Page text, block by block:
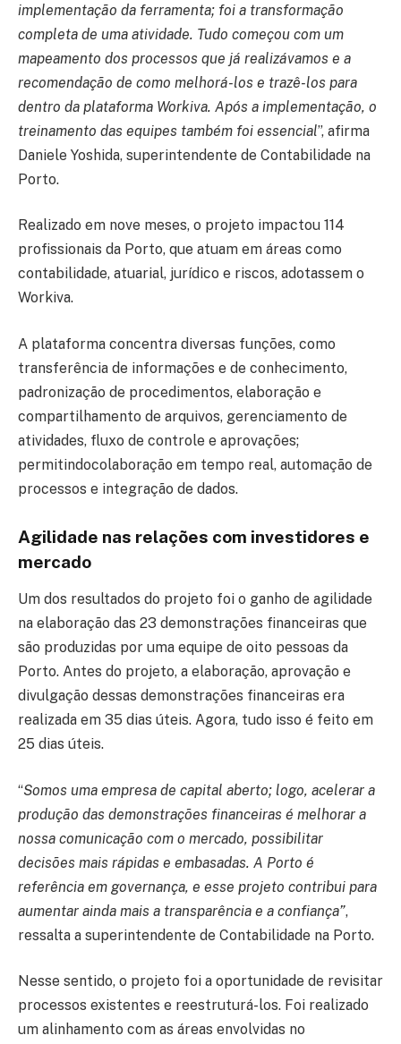
implementação da ferramenta; foi a transformação
completa de uma atividade. Tudo começou com um
mapeamento dos processos que já realizávamos e a
recomendação de como melhorá-los e trazê-los para
dentro da plataforma Workiva. Após a implementação, o
treinamento das equipes também foi essencial”, afirma
Daniele Yoshida, superintendente de Contabilidade na
Porto.
Realizado em nove meses, o projeto impactou 114
profissionais da Porto, que atuam em áreas como
contabilidade, atuarial, jurídico e riscos, adotassem o
Workiva.
A plataforma concentra diversas funções, como
transferência de informações e de conhecimento,
padronização de procedimentos, elaboração e
compartilhamento de arquivos, gerenciamento de
atividades, fluxo de controle e aprovações;
permitindocolaboração em tempo real, automação de
processos e integração de dados.
Agilidade nas relações com investidores e
mercado
Um dos resultados do projeto foi o ganho de agilidade
na elaboração das 23 demonstrações financeiras que
são produzidas por uma equipe de oito pessoas da
Porto. Antes do projeto, a elaboração, aprovação e
divulgação dessas demonstrações financeiras era
realizada em 35 dias úteis. Agora, tudo isso é feito em
25 dias úteis.
“Somos uma empresa de capital aberto; logo, acelerar a
produção das demonstrações financeiras é melhorar a
nossa comunicação com o mercado, possibilitar
decisões mais rápidas e embasadas. A Porto é
referência em governança, e esse projeto contribui para
aumentar ainda mais a transparência e a confiança”,
ressalta a superintendente de Contabilidade na Porto.
Nesse sentido, o projeto foi a oportunidade de revisitar
processos existentes e reestruturá-los. Foi realizado
um alinhamento com as áreas envolvidas no